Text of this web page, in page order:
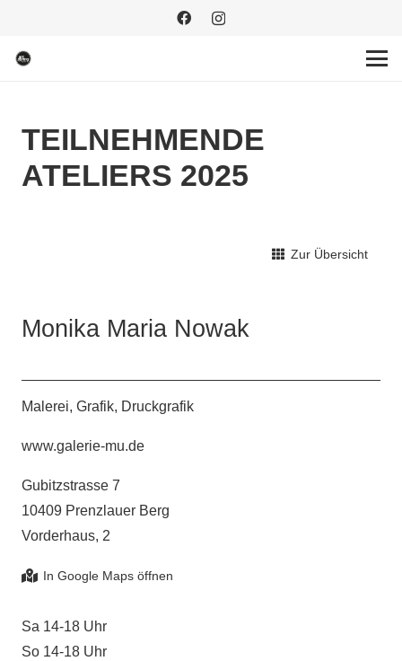
TEILNEHMENDE
ATELIERS 2025
Zur Übersicht
Monika Maria Nowak
Malerei, Grafik, Druckgrafik
www.galerie-mu.de
Gubitzstrasse 7
10409 Prenzlauer Berg
Vorderhaus, 2
Sa 14-18 Uhr
So 14-18 Uhr